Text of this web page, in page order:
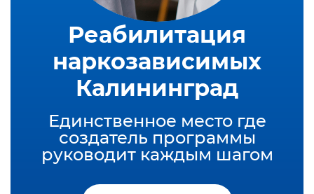
Реабилитация
наркозависимых
Калининград
Единственное место где
создатель программы
руководит каждым шагом